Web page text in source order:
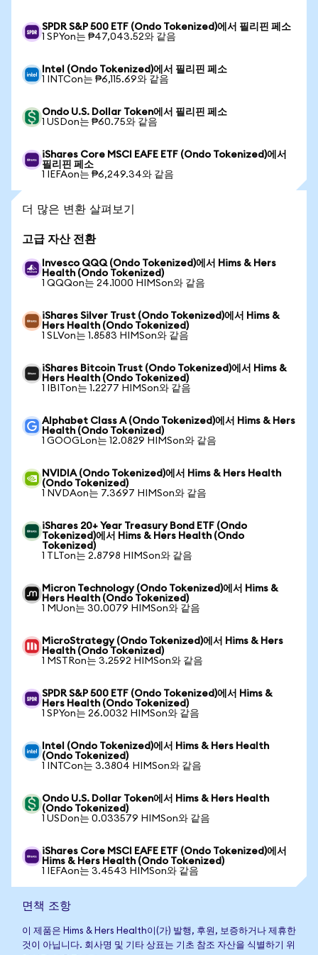
SPDR S&P 500 ETF (Ondo Tokenized)에서 필리핀 페소
1 SPYon는 ₱47,043.52와 같음
Intel (Ondo Tokenized)에서 필리핀 페소
1 INTCon는 ₱6,115.69와 같음
Ondo U.S. Dollar Token에서 필리핀 페소
1 USDon는 ₱60.75와 같음
iShares Core MSCI EAFE ETF (Ondo Tokenized)에서
필리핀 페소
1 IEFAon는 ₱6,249.34와 같음
더 많은 변환 살펴보기
고급 자산 전환
Invesco QQQ (Ondo Tokenized)에서 Hims & Hers
Health (Ondo Tokenized)
1 QQQon는 24.1000 HIMSon와 같음
iShares Silver Trust (Ondo Tokenized)에서 Hims &
Hers Health (Ondo Tokenized)
1 SLVon는 1.8583 HIMSon와 같음
iShares Bitcoin Trust (Ondo Tokenized)에서 Hims &
Hers Health (Ondo Tokenized)
1 IBITon는 1.2277 HIMSon와 같음
Alphabet Class A (Ondo Tokenized)에서 Hims & Hers
Health (Ondo Tokenized)
1 GOOGLon는 12.0829 HIMSon와 같음
NVIDIA (Ondo Tokenized)에서 Hims & Hers Health
(Ondo Tokenized)
1 NVDAon는 7.3697 HIMSon와 같음
iShares 20+ Year Treasury Bond ETF (Ondo
Tokenized)에서 Hims & Hers Health (Ondo
Tokenized)
1 TLTon는 2.8798 HIMSon와 같음
Micron Technology (Ondo Tokenized)에서 Hims &
Hers Health (Ondo Tokenized)
1 MUon는 30.0079 HIMSon와 같음
MicroStrategy (Ondo Tokenized)에서 Hims & Hers
Health (Ondo Tokenized)
1 MSTRon는 3.2592 HIMSon와 같음
SPDR S&P 500 ETF (Ondo Tokenized)에서 Hims &
Hers Health (Ondo Tokenized)
1 SPYon는 26.0032 HIMSon와 같음
Intel (Ondo Tokenized)에서 Hims & Hers Health
(Ondo Tokenized)
1 INTCon는 3.3804 HIMSon와 같음
Ondo U.S. Dollar Token에서 Hims & Hers Health
(Ondo Tokenized)
1 USDon는 0.033579 HIMSon와 같음
iShares Core MSCI EAFE ETF (Ondo Tokenized)에서
Hims & Hers Health (Ondo Tokenized)
1 IEFAon는 3.4543 HIMSon와 같음
면책 조항
이 제품은 Hims & Hers Health이(가) 발행, 후원, 보증하거나 제휴한
것이 아닙니다. 회사명 및 기타 상표는 기초 참조 자산을 식별하기 위